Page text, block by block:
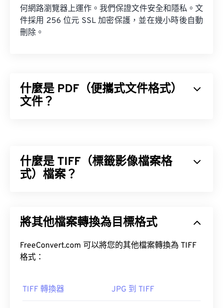
何網路瀏覽器上運作。我們保證文件安全和隱私。文
件採用 256 位元 SSL 加密保護，並在幾小時後自動
刪除。
什麼是 PDF（便攜式文件格式）
文件？
文件的原始格式。 PDF 檔案在任何裝置或作業系統
上看起來都完全一樣。
如何開啟 PDF 檔案？
Acrobat Reader。 Adobe 創建了 PDF 標準，其程序
無疑是目前最
什麼是 TIFF（標籤影像檔案格
式）檔案？
廣告和桌面出版。
容器
如何開啟 TIFF 檔案？
將其他檔案轉換為目標格式
FreeConvert.com 可以將您的其他檔案轉換為 TIFF
格式：
TIFF 轉換器 JPG 到 TIFF